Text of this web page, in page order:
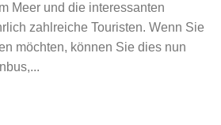
Meer und die interessanten
zahlreiche Touristen. Wenn Sie
möchten, können Sie dies nun